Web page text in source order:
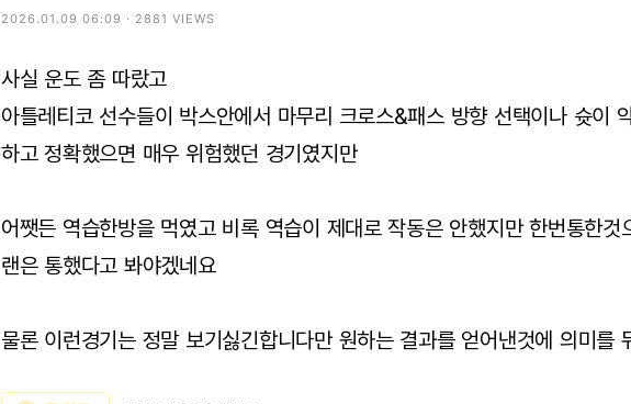
2026.01.09 06:09 · 2881 VIEWS
사실 운도 좀 따랐고
아틀레티코 선수들이 박스안에서 마무리 크로스&패스 방향 선택이나 슛이
하고 정확했으면 매우 위험했던 경기였지만
어쨋든 역습한방을 먹였고 비록 역습이 제대로 작동은 안했지만 한번통한것
랜은 통했다고 봐야겠네요
물론 이런경기는 정말 보기싫긴합니다만 원하는 결과를 얻어낸것에 의미를